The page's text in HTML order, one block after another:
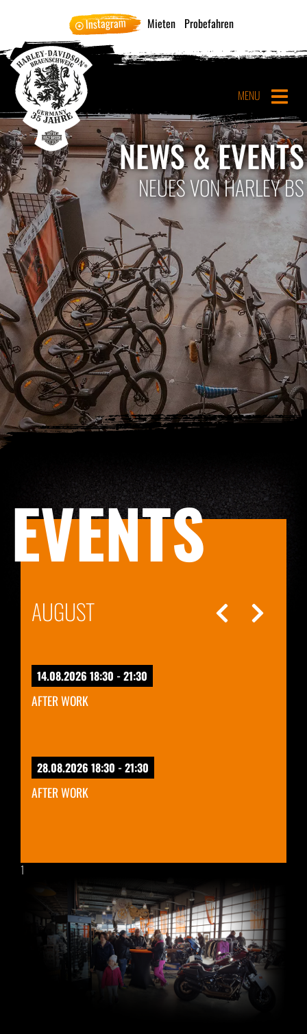
Instagram Mieten Probefahren
MENU
NEWS & EVENTS
NEUES VON HARLEY BS
EVENTS
AUGUST
14.08.2026 18:30 - 21:30
AFTER WORK
28.08.2026 18:30 - 21:30
AFTER WORK
1